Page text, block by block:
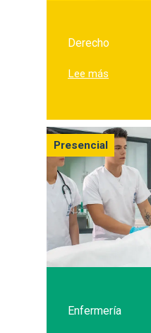
Derecho
Lee más
Presencial
Enfermería